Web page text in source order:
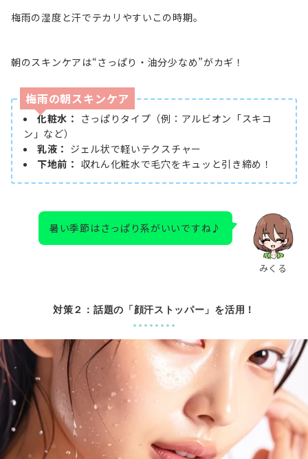
梅雨の湿度と汗でテカリやすいこの時期。
朝のスキンケアは“さっぱり・油分少なめ”がカギ！
梅雨の朝スキンケア
化粧水： さっぱりタイプ（例：アルビオン「スキコ
ン」など）
乳液： ジェル状で軽いテクスチャー
下地前： 収れん化粧水で毛穴をキュッと引き締め！
みくる
暑い季節はさっぱり系がいいですね♪
対策２：話題の「顔汗ストッパー」を活用！